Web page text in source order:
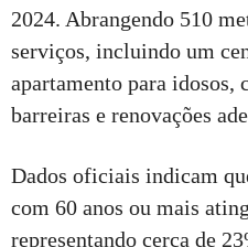
2024. Abrangendo 510
serviços, incluindo um
apartamento para idosos,
barreiras e renovações
Dados oficiais indicam
com 60 anos ou mais
representando cerca de